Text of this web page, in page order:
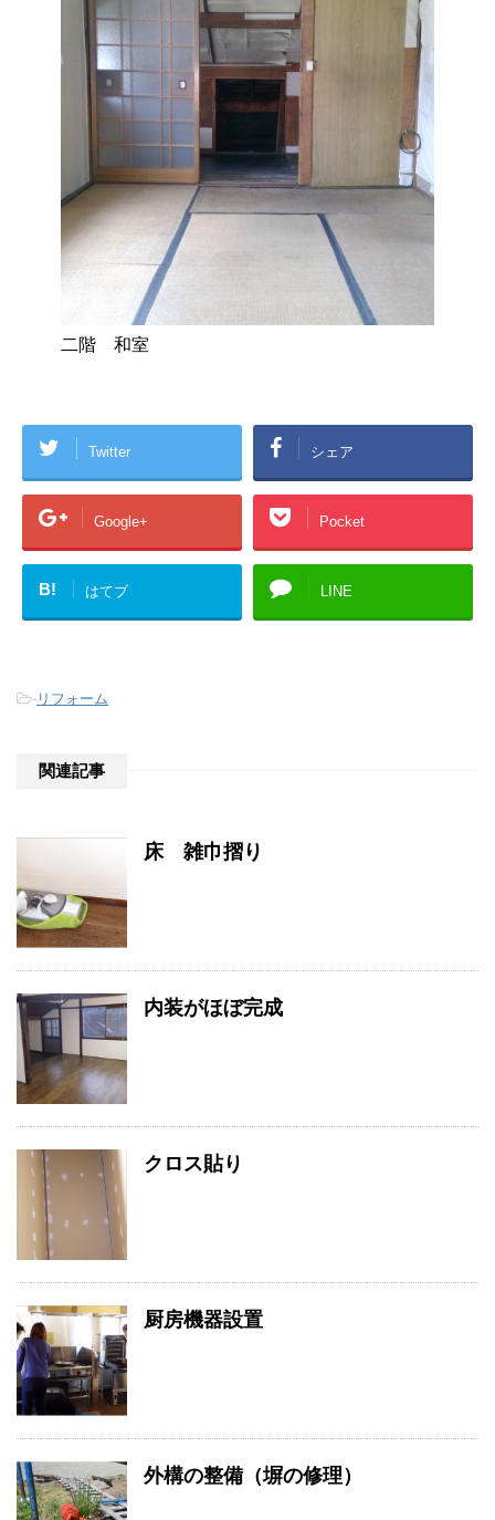
二階 和室
Twitter シェア
Google+ Pocket
B! はてブ LINE
- リフォーム
関連記事
床 雑巾摺り
内装がほぼ完成
クロス貼り
厨房機器設置
外構の整備（塀の修理）